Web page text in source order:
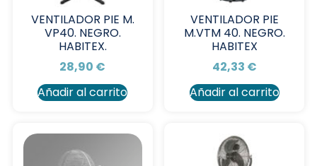
VENTILADOR PIE M.
VP40. NEGRO.
HABITEX.
28,90 €
Añadir al carrito
VENTILADOR PIE
M.VTM 40. NEGRO.
HABITEX
42,33 €
Añadir al carrito